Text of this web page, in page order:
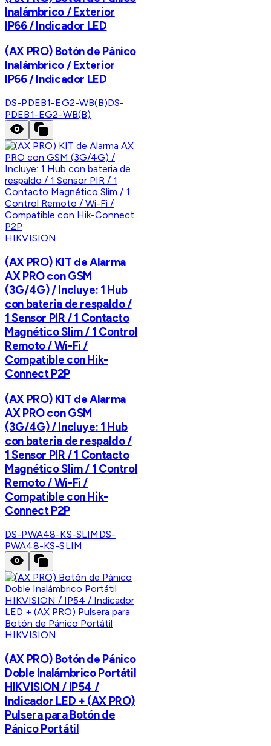
Inalámbrico / Exterior
IP66 / Indicador LED
(AX PRO) Botón de Pánico
Inalámbrico / Exterior
IP66 / Indicador LED
DS-PDEB1-EG2-WB(B)DS-
PDEB1-EG2-WB(B)
HIKVISION
(AX PRO) KIT de Alarma
AX PRO con GSM
(3G/4G) / Incluye: 1 Hub
con bateria de respaldo /
1 Sensor PIR / 1 Contacto
Magnético Slim / 1 Control
Remoto / Wi-Fi /
Compatible con Hik-
Connect P2P
(AX PRO) KIT de Alarma
AX PRO con GSM
(3G/4G) / Incluye: 1 Hub
con bateria de respaldo /
1 Sensor PIR / 1 Contacto
Magnético Slim / 1 Control
Remoto / Wi-Fi /
Compatible con Hik-
Connect P2P
DS-PWA48-KS-SLIM DS-
PWA48-KS-SLIM
HIKVISION
(AX PRO) Botón de Pánico
Doble Inalámbrico Portátil
HIKVISION / IP54 /
Indicador LED + (AX PRO)
Pulsera para Botón de
Pánico Portátil